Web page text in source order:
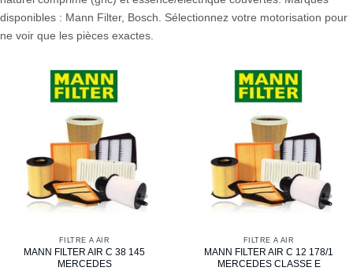
disponibles : Mann Filter, Bosch. Sélectionnez votre motorisation pour
ne voir que les pièces exactes.
FILTRE À AIR
MANN FILTER AIR C 38 145
MERCEDES
FILTRE À AIR
MANN FILTER AIR C 12 178/1
MERCEDES CLASSE E